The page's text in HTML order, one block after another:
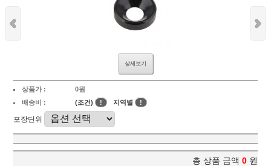
상세보기
상품가 :
0원
배송비 :
(조건) ! 지역별 !
포장단위
총 상품 금액 0 원